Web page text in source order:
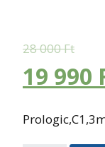
28 000Ft
19 990